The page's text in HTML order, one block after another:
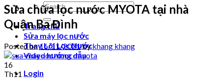
Search
for:
Trang chủ
Sửa máy lọc nước
Thay Lõi Lọc Nước
Video hướng dẫn
Login
Sửa chữa lọc nước MYOTA tại nhà
Quận Ba Đình
Posted on16/11/2021bykhang khang
16
Th11